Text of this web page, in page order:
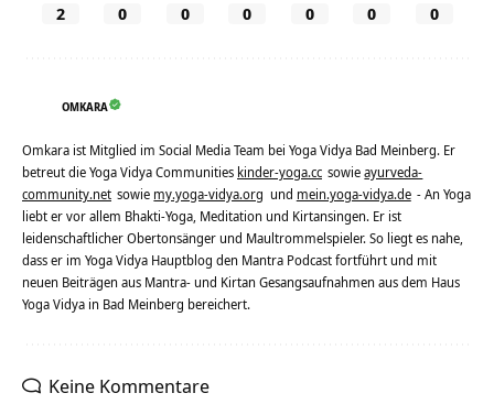
2 0 0 0 0 0 0
OMKARA
Omkara ist Mitglied im Social Media Team bei Yoga Vidya Bad Meinberg. Er
betreut die Yoga Vidya Communities kinder-yoga.cc sowieayurveda-
community.net sowie my.yoga-vidya.org und mein.yoga-vidya.de - An Yoga
liebt er vor allem Bhakti-Yoga, Meditation und Kirtansingen. Er ist
leidenschaftlicher Obertonsänger und Maultrommelspieler. So liegt es nahe,
dass er im Yoga Vidya Hauptblog den Mantra Podcast fortführt und mit
neuen Beiträgen aus Mantra- und Kirtan Gesangsaufnahmen aus dem Haus
Yoga Vidya in Bad Meinberg bereichert.
Keine Kommentare